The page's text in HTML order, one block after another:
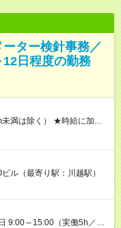
ーター検針事務／
日程度の勤務
満は除く） ★時給に加え
あたり50円の加算給支給
円）＝日給10,000円 ※
2000円』に！！ 【試
：3ヶ月 雇用形態、給与
ル（最寄り駅：川越駅）
9:00～15:00（実働5h／休